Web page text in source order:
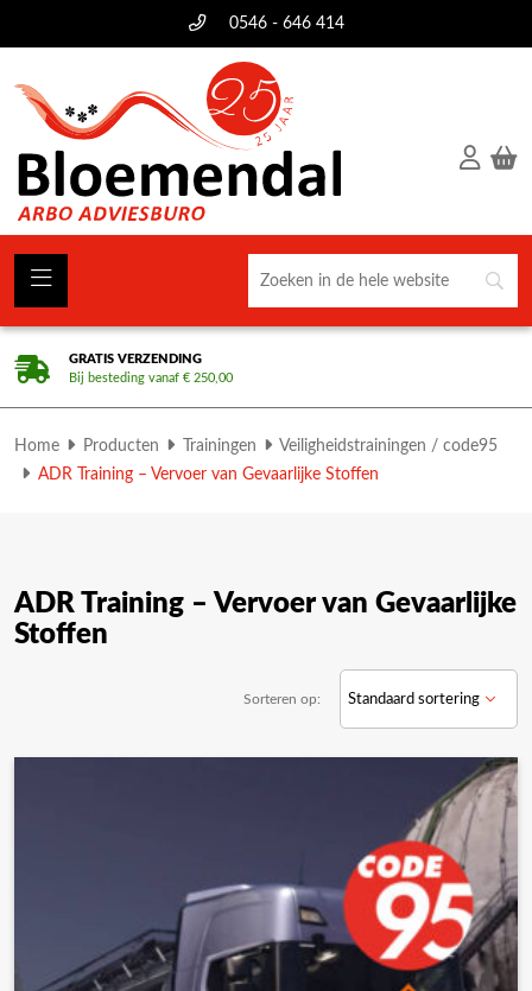
0546 - 646 414
GRATIS VERZENDING
Bij besteding vanaf € 250,00
Home Producten Trainingen
Veiligheidstrainingen / code95
ADR Training – Vervoer van Gevaarlijke Stoffen
ADR Training – Vervoer van Gevaarlijke
Stoffen
Sorteren op: